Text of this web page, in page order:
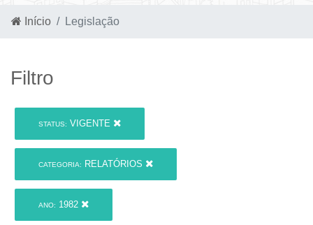
Início Legislação
Filtro
STATUS: VIGENTE
CATEGORIA: RELATÓRIOS
ANO: 1982